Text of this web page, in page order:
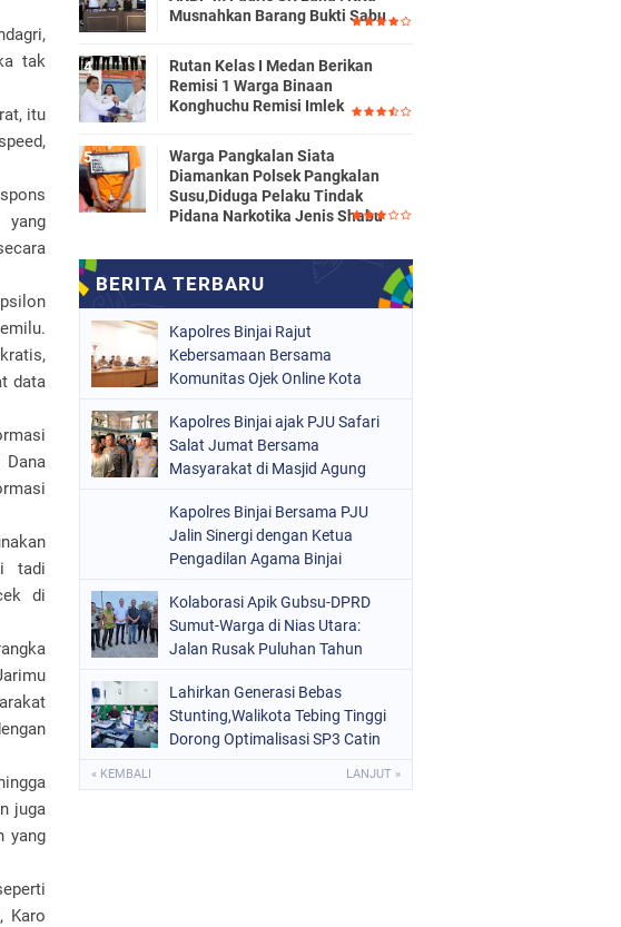
tak
itu
yang
data
Dana
tadi
di
juga
yang
Karo
Musnahkan Barang Bukti Sabu
Rutan Kelas I Medan Berikan
Remisi 1 Warga Binaan
Konghuchu Remisi Imlek
Warga Pangkalan Siata
Diamankan Polsek Pangkalan
Susu,Diduga Pelaku Tindak
Pidana Narkotika Jenis Shabu
Kapolres Binjai Rajut
Kebersamaan Bersama
Komunitas Ojek Online Kota
Kapolres Binjai ajak PJU Safari
Salat Jumat Bersama
Masyarakat di Masjid Agung
Kapolres Binjai Bersama PJU
Jalin Sinergi dengan Ketua
Pengadilan Agama Binjai
Kolaborasi Apik Gubsu-DPRD
Sumut-Warga di Nias Utara:
Jalan Rusak Puluhan Tahun
Lahirkan Generasi Bebas
Stunting,Walikota Tebing Tinggi
Dorong Optimalisasi SP3 Catin
« KEMBALI LANJUT »